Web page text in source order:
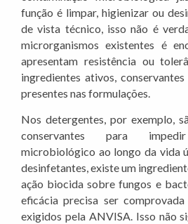
função é limpar, higienizar ou
de vista técnico, isso não é
microrganismos existentes é
apresentam resistência ou
ingredientes ativos,
presentes nas formulações.
Nos detergentes, por exemplo,
conservantes para
microbiológico ao longo da vida
desinfetantes, existe um
ação biocida sobre fungos e
eficácia precisa ser
exigidos pela ANVISA. Isso não